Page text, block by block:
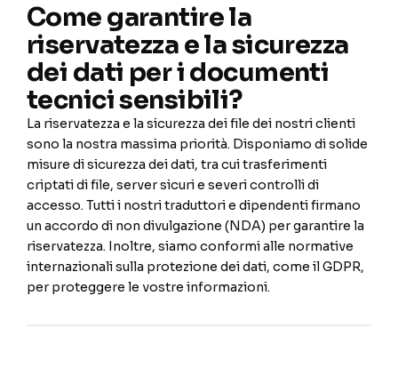
Come garantire la
riservatezza e la sicurezza
dei dati per i documenti
tecnici sensibili?
La riservatezza e la sicurezza dei file dei nostri clienti
sono la nostra massima priorità. Disponiamo di solide
misure di sicurezza dei dati, tra cui trasferimenti
criptati di file, server sicuri e severi controlli di
accesso. Tutti i nostri traduttori e dipendenti firmano
un accordo di non divulgazione (NDA) per garantire la
riservatezza. Inoltre, siamo conformi alle normative
internazionali sulla protezione dei dati, come il GDPR,
per proteggere le vostre informazioni.